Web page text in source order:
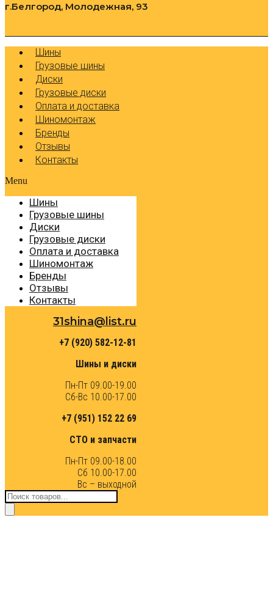
г.Белгород, Молодежная, 93
Шины
Грузовые шины
Диски
Грузовые диски
Оплата и доставка
Шиномонтаж
Бренды
Отзывы
Контакты
Menu
Шины
Грузовые шины
Диски
Грузовые диски
Оплата и доставка
Шиномонтаж
Бренды
Отзывы
Контакты
31shina@list.ru
+7 (920) 582-12-81
Шины и диски
Пн-Пт 09.00-19.00
Сб-Вс 10.00-17.00
+7 (951) 152 22 69
СТО и запчасти
Пн-Пт 09.00-18.00
Сб 10.00-17.00
Вс – выходной
Поиск
товаров